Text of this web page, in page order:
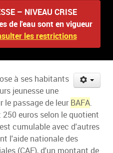
– NIVEAU CRISE
de l'eau sont en vigueur
les restrictions
à ses habitants
jeunesse une
passage de leurBAFA.
euros selon le quotient
cumulable avec d'autres
l'aide nationale des
(CAF), d'un montant de